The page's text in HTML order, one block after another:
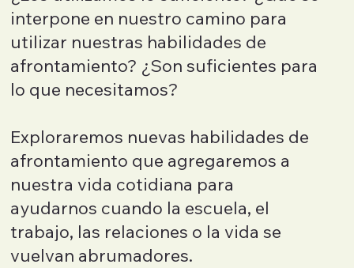
interpone en nuestro camino para
utilizar nuestras habilidades de
afrontamiento? ¿Son suficientes para
lo que necesitamos?
Exploraremos nuevas habilidades de
afrontamiento que agregaremos a
nuestra vida cotidiana para
ayudarnos cuando la escuela, el
trabajo, las relaciones o la vida se
vuelvan abrumadores.